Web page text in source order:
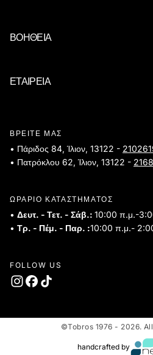
ΒΟΗΘΕΙΑ
ΕΤΑΙΡΕΙΑ
ΒΡΕΙΤΕ ΜΑΣ
• Πάριδος 84, Ίλιον, 13122 -
• Πατρόκλου 62, Ίλιον, 13122 -
ΩΡΑΡΙΟ ΚΑΤΑΣΤΗΜΑΤΟΣ
• Δευτ. - Τετ. - Σάβ.: 10:00 π.μ.-
• Τρ. - Πέμ. - Παρ. :10:00 π.μ.-
FOLLOW US
©Tobros 1976 - 2026.
handcrafted by